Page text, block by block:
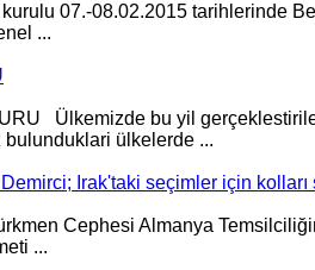
kurulu 07.-08.02.2015 tarihlerinde
...
Ülkemizde bu yil
ülkelerde ...
Irak'taki seçimler için kolları
Cephesi Almanya
...